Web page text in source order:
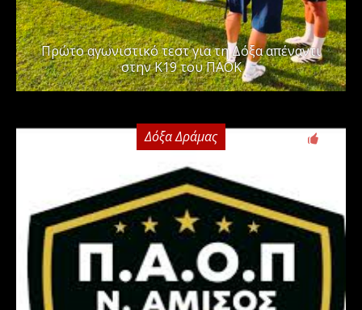
Πρώτο αγωνιστικό τεστ για τη Δόξα απέναντι
στην Κ19 του ΠΑΟΚ
Δόξα Δράμας